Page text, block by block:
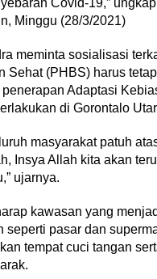
Covid-19,”
Minggu (28/3/2021)
meminta sosialisasi
Sehat (PHBS) harus
Adaptasi
di Gorontalo
masyarakat patuh
Insya Allah kita akan
ujarnya.
kawasan yang
seperti pasar dan
tempat cuci tangan